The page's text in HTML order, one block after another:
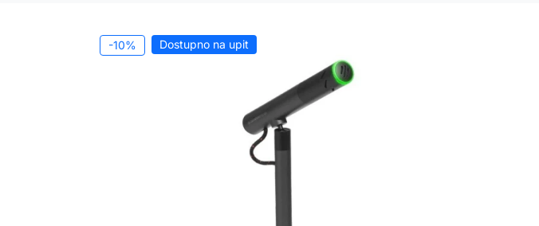
-10% Dostupno na upit